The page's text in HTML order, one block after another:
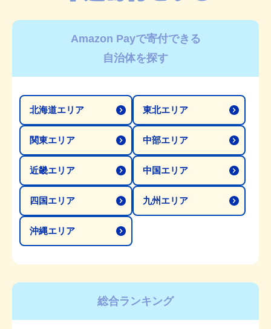
Amazon Payで寄付できる
自治体を探す
北海道エリア 東北エリア
関東エリア 中部エリア
近畿エリア 中国エリア
四国エリア 九州エリア
沖縄エリア
総合ランキング